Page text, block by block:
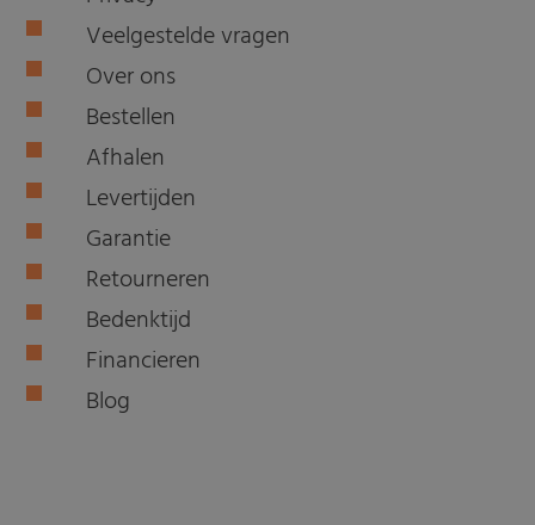
Veelgestelde vragen
Over ons
Bestellen
Afhalen
Levertijden
Garantie
Retourneren
Bedenktijd
Financieren
Blog